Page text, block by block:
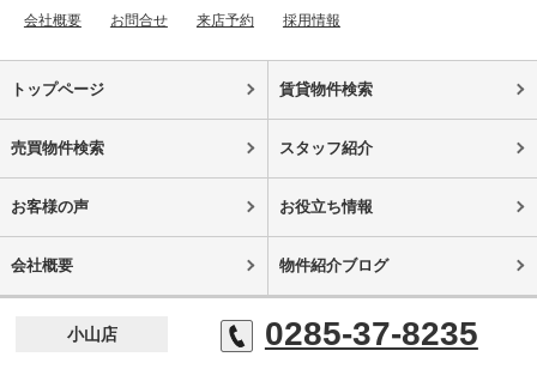
会社概要
お問合せ 来店予約 採用情報
トップページ 賃貸物件検索
売買物件検索 スタッフ紹介
お客様の声 お役立ち情報
会社概要 物件紹介ブログ
小山店 0285-37-8235